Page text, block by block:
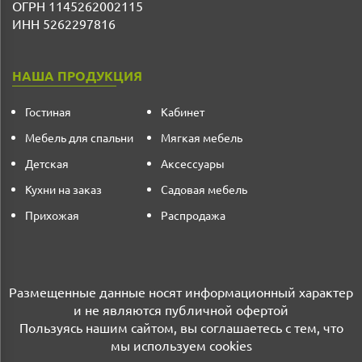
ОГРН 1145262002115
ИНН 5262297816
НАША ПРОДУКЦИЯ
Гостиная
Мебель для спальни
Детская
Кухни на заказ
Прихожая
Кабинет
Мягкая мебель
Аксессуары
Садовая мебель
Распродажа
Размещенные данные носят информационный характер
и не являются публичной офертой
Пользуясь нашим сайтом, вы соглашаетесь с тем, что
мы используем cookies